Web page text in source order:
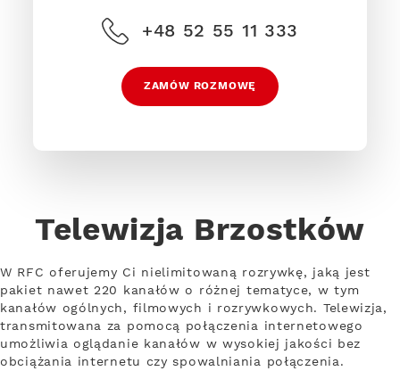
+48 52 55 11 333
ZAMÓW ROZMOWĘ
Telewizja Brzostków
W RFC oferujemy Ci nielimitowaną rozrywkę, jaką jest
pakiet nawet 220 kanałów o różnej tematyce, w tym
kanałów ogólnych, filmowych i rozrywkowych. Telewizja,
transmitowana za pomocą połączenia internetowego
umożliwia oglądanie kanałów w wysokiej jakości bez
obciążania internetu czy spowalniania połączenia.